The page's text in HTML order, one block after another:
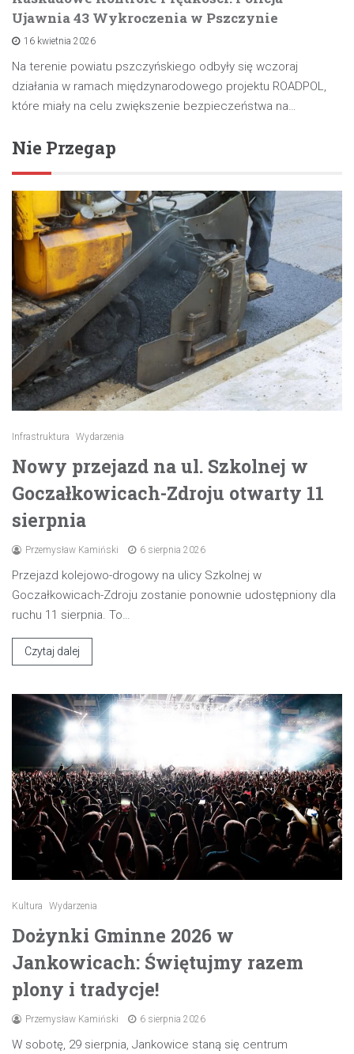
Ujawnia 43 Wykroczenia w Pszczynie
16 kwietnia 2026
Na terenie powiatu pszczyńskiego odbyły się wczoraj
działania w ramach międzynarodowego projektu ROADPOL,
które miały na celu zwiększenie bezpieczeństwa na…
Nie Przegap
Infrastruktura Wydarzenia
Nowy przejazd na ul. Szkolnej w
Goczałkowicach-Zdroju otwarty 11
sierpnia
Przemysław Kamiński 6 sierpnia 2026
Przejazd kolejowo-drogowy na ulicy Szkolnej w
Goczałkowicach-Zdroju zostanie ponownie udostępniony dla
ruchu 11 sierpnia. To…
Czytaj dalej
Kultura Wydarzenia
Dożynki Gminne 2026 w
Jankowicach: Świętujmy razem
plony i tradycje!
Przemysław Kamiński 6 sierpnia 2026
W sobotę, 29 sierpnia, Jankowice staną się centrum